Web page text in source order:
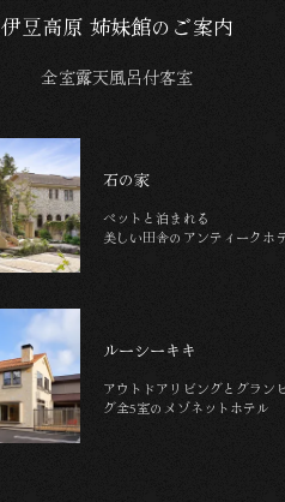
伊豆高原 姉妹館のご案内
全室露天風呂付客室
石の家
ペットと泊まれる
美しい田舎のアンティークホ
ルーシーキキ
アウトドアリビングとグラン
グ全5室のメゾネットホテル